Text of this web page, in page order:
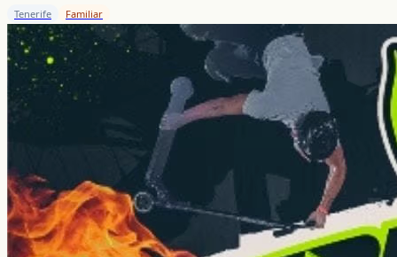
Tenerife Familiar